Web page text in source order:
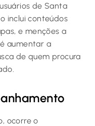
de Santa
inclui conteúdos
e menções a
aumentar a
de quem procura
ocorre o